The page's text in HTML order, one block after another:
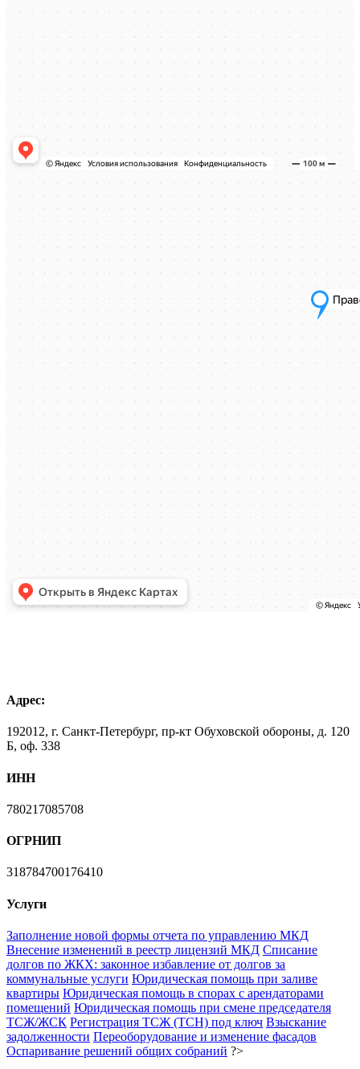
Адрес:
192012, г. Санкт-Петербург, пр-кт Обуховской обороны, д. 120
Б, оф. 338
ИНН
780217085708
ОГРНИП
318784700176410
Услуги
Заполнение новой формы отчета по управлению МКД
Внесение изменений в реестр лицензий МКД Списание
долгов по ЖКХ: законное избавление от долгов за
коммунальные услуги Юридическая помощь при заливе
квартиры Юридическая помощь в спорах с арендаторами
помещений Юридическая помощь при смене председателя
ТСЖ/ЖСК Регистрация ТСЖ (ТСН) под ключ Взыскание
задолженности Переоборудование и изменение фасадов
Оспаривание решений общих собраний ?>